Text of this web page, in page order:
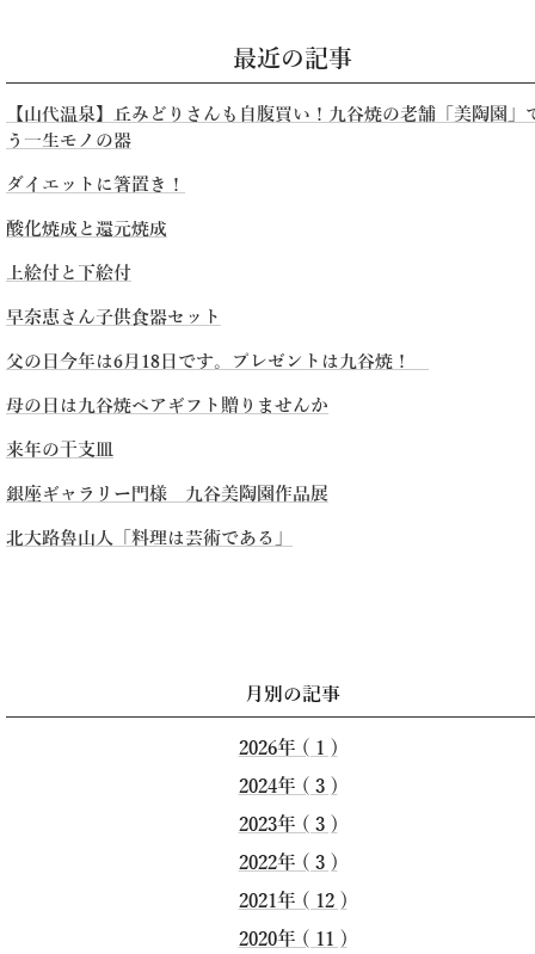
最近の記事
【山代温泉】丘みどりさんも自腹買い！九谷焼の老舗「美陶園」
う一生モノの器
ダイエットに箸置き！
酸化焼成と還元焼成
上絵付と下絵付
早奈恵さん子供食器セット
父の日今年は6月18日です。プレゼントは九谷焼！
母の日は九谷焼ペアギフト贈りませんか
来年の干支皿
銀座ギャラリー門様 九谷美陶園作品展
北大路魯山人「料理は芸術である」
月別の記事
2026年 ( 1 )
2024年 ( 3 )
2023年 ( 3 )
2022年 ( 3 )
2021年 ( 12 )
2020年 ( 11 )